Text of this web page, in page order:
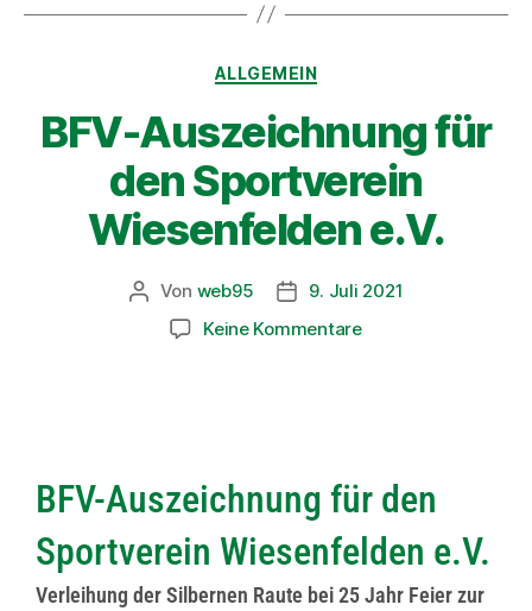
ALLGEMEIN
BFV-Auszeichnung für
den Sportverein
Wiesenfelden e.V.
Von web95
9. Juli 2021
Keine Kommentare
BFV-Auszeichnung für den
Sportverein Wiesenfelden e.V.
Verleihung der Silbernen Raute bei 25 Jahr Feier zur